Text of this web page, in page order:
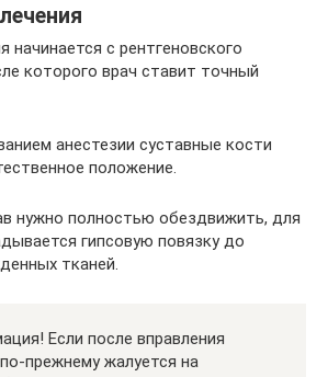
начинается с рентгеновского
которого врач ставит точный
анестезии суставные кости
положение.
нужно полностью обездвижить, для
гипсовую повязку до
тканей.
Если после вправления
прежнему жалуется на